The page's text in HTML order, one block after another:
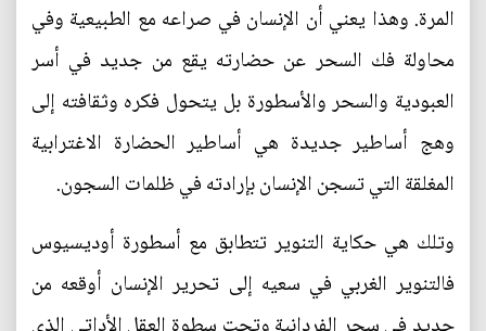
المرة. وهذا يعني أن الإنسان في صراعه مع الطبيعية وفي
محاولة فك السحر عن حضارته يقع من جديد في أسر
العبودية والسحر والأسطورة بل يتحول فكره وثقافته إلى
وهج أساطير جديدة هي أساطير الحضارة الاغترابية
المغلقة التي تسجن الإنسان بإرادته في ظلمات السجون.
وتلك هي حكاية التنوير تتطابق مع أسطورة أوديسيوس
فالتنوير الغربي في سعيه إلى تحرير الإنسان أوقعه من